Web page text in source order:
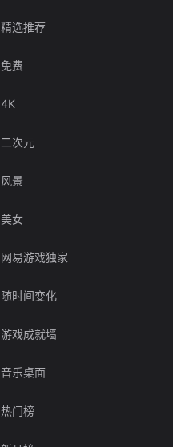
精选推荐
免费
4K
二次元
风景
美女
网易游戏独家
随时间变化
游戏成就墙
音乐桌面
热门榜